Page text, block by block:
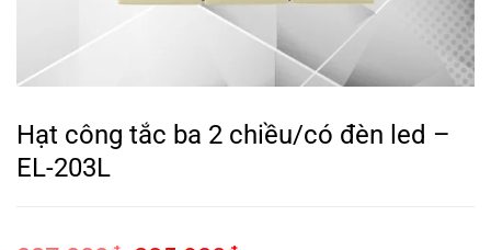
Hạt công tắc ba 2 chiều/có đèn led –
EL-203L